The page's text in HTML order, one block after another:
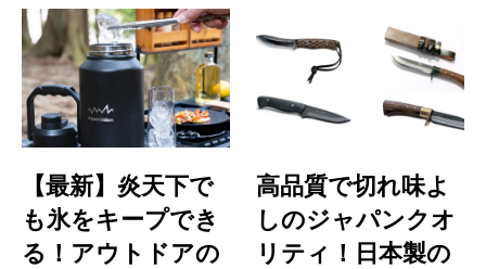
【最新】炎天下で
も氷をキープでき
る！アウトドアの
高品質で切れ味よ
しのジャパンクオ
リティ！日本製の